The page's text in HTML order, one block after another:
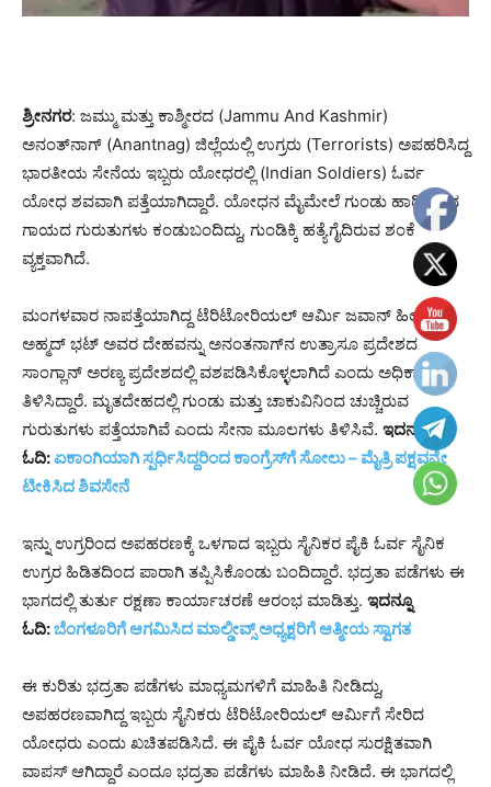
ಶ್ರೀನಗರ: ಜಮ್ಮು ಮತ್ತು ಕಾಶ್ಮೀರದ (Jammu And Kashmir)
ಅನಂತ್‌ನಾಗ್ (Anantnag) ಜಿಲ್ಲೆಯಲ್ಲಿ ಉಗ್ರರು (Terrorists) ಅಪಹರಿಸಿದ್ದ
ಭಾರತೀಯ ಸೇನೆಯ ಇಬ್ಬರು ಯೋಧರಲ್ಲಿ (Indian Soldiers) ಓರ್ವ
ಯೋಧ ಶವವಾಗಿ ಪತ್ತೆಯಾಗಿದ್ದಾರೆ. ಯೋಧನ ಮೈಮೇಲೆ ಗುಂಡು ಹಾರಿಸಿರುವ
ಗಾಯದ ಗುರುತುಗಳು ಕಂಡುಬಂದಿದ್ದು, ಗುಂಡಿಕ್ಕಿ ಹತ್ಯೆಗೈದಿರುವ ಶಂಕೆ
ವ್ಯಕ್ತವಾಗಿದೆ.
ಮಂಗಳವಾರ ನಾಪತ್ತೆಯಾಗಿದ್ದ ಟೆರಿಟೋರಿಯಲ್ ಆರ್ಮಿ ಜವಾನ್ ಹಿಲಾಲ್
ಅಹ್ಮದ್ ಭಟ್ ಅವರ ದೇಹವನ್ನು ಅನಂತನಾಗ್‌ನ ಉತ್ರಾಸೂ ಪ್ರದೇಶದ
ಸಾಂಗ್ಲಾನ್ ಅರಣ್ಯ ಪ್ರದೇಶದಲ್ಲಿ ವಶಪಡಿಸಿಕೊಳ್ಳಲಾಗಿದೆ ಎಂದು ಅಧಿಕಾರಿಗಳು
ತಿಳಿಸಿದ್ದಾರೆ. ಮೃತದೇಹದಲ್ಲಿ ಗುಂಡು ಮತ್ತು ಚಾಕುವಿನಿಂದ ಚುಚ್ಚಿರುವ
ಗುರುತುಗಳು ಪತ್ತೆಯಾಗಿವೆ ಎಂದು ಸೇನಾ ಮೂಲಗಳು ತಿಳಿಸಿವೆ. ಇದನ್ನೂ
ಓದಿ:ಏಕಾಂಗಿಯಾಗಿ ಸ್ಪರ್ಧಿಸಿದ್ದರಿಂದ ಕಾಂಗ್ರೆಸ್‌ಗೆ ಸೋಲು – ಮೈತ್ರಿ ಪಕ್ಷವನ್ನೇ
ಟೀಕಿಸಿದ ಶಿವಸೇನೆ
ಇನ್ನು ಉಗ್ರರಿಂದ ಅಪಹರಣಕ್ಕೆ ಒಳಗಾದ ಇಬ್ಬರು ಸೈನಿಕರ ಪೈಕಿ ಓರ್ವ ಸೈನಿಕ
ಉಗ್ರರ ಹಿಡಿತದಿಂದ ಪಾರಾಗಿ ತಪ್ಪಿಸಿಕೊಂಡು ಬಂದಿದ್ದಾರೆ. ಭದ್ರತಾ ಪಡೆಗಳು ಈ
ಭಾಗದಲ್ಲಿ ತುರ್ತು ರಕ್ಷಣಾ ಕಾರ್ಯಾಚರಣೆ ಆರಂಭ ಮಾಡಿತ್ತು. ಇದನ್ನೂ
ಓದಿ:ಬೆಂಗಳೂರಿಗೆ ಆಗಮಿಸಿದ ಮಾಲ್ಡೀವ್ಸ್‌ ಅಧ್ಯಕ್ಷರಿಗೆ ಆತ್ಮೀಯ ಸ್ವಾಗತ
ಈ ಕುರಿತು ಭದ್ರತಾ ಪಡೆಗಳು ಮಾಧ್ಯಮಗಳಿಗೆ ಮಾಹಿತಿ ನೀಡಿದ್ದು,
ಅಪಹರಣವಾಗಿದ್ದ ಇಬ್ಬರು ಸೈನಿಕರು ಟೆರಿಟೋರಿಯಲ್ ಆರ್ಮಿಗೆ ಸೇರಿದ
ಯೋಧರು ಎಂದು ಖಚಿತಪಡಿಸಿದೆ. ಈ ಪೈಕಿ ಓರ್ವ ಯೋಧ ಸುರಕ್ಷಿತವಾಗಿ
ವಾಪಸ್ ಆಗಿದ್ದಾರೆ ಎಂದೂ ಭದ್ರತಾ ಪಡೆಗಳು ಮಾಹಿತಿ ನೀಡಿದೆ. ಈ ಭಾಗದಲ್ಲಿ